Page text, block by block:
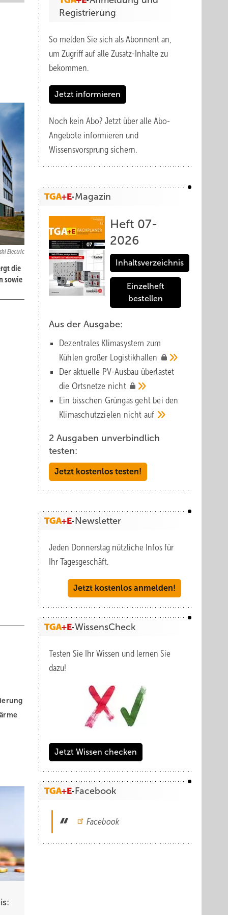
Electric
die
sowie
ist
bei
Registrierung
So melden Sie sich als Abonnent an,
um Zugriff auf alle Zusatz-Inhalte zu
bekommen.
Jetzt informieren
Noch kein Abo? Jetzt über alle Abo-
Angebote informieren und
Wissensvorsprung sichern.
Magazin
Heft 07-
2026
Inhaltsverzeichnis
Einzelheft
bestellen
Aus der Ausgabe:
Dezentrales Klimasystem zum
Kühlen großer Logistik­hallen
Der aktuelle PV-Ausbau über­lastet
die Orts­netze nicht
Ein bisschen Grüngas geht bei den
Klima­schutz­zielen nicht auf
2 Ausgaben unverbindlich
testen:
Jetzt kostenlos testen!
Newsletter
Jeden Donnerstag nützliche Infos für
Ihr Tagesgeschäft.
Jetzt kostenlos anmelden!
WissensCheck
Testen Sie Ihr Wissen und lernen Sie
dazu!
Jetzt Wissen checken
Facebook
Facebook